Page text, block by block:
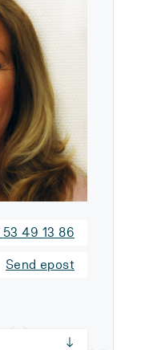
53 49 13 86
Send epost